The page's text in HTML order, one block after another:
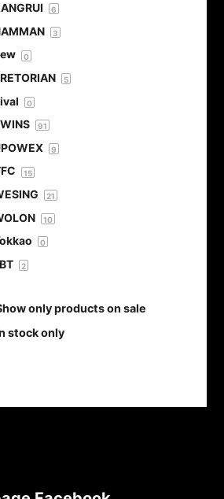
6
3
0
5
0
91
9
15
21
10
0
2
only products on sale
stock only